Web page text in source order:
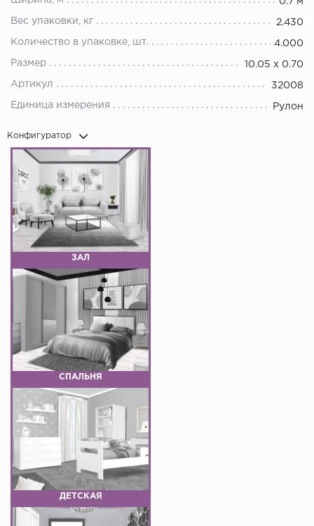
Вес упаковки, кг 2.430
Количество в упаковке, шт. 4.000
Размер 10.05 х 0.70
Артикул 32008
Единица измерения Рулон
Конфигуратор
ЗАЛ
СПАЛЬНЯ
ДЕТСКАЯ